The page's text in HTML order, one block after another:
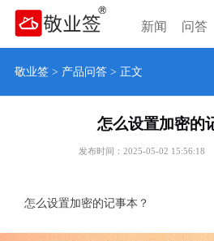
新闻 问答
敬业签> 产品问答> 正文
怎么设置加密的
发布时间：2025-05-02 15:56:18
怎么设置加密的记事本？